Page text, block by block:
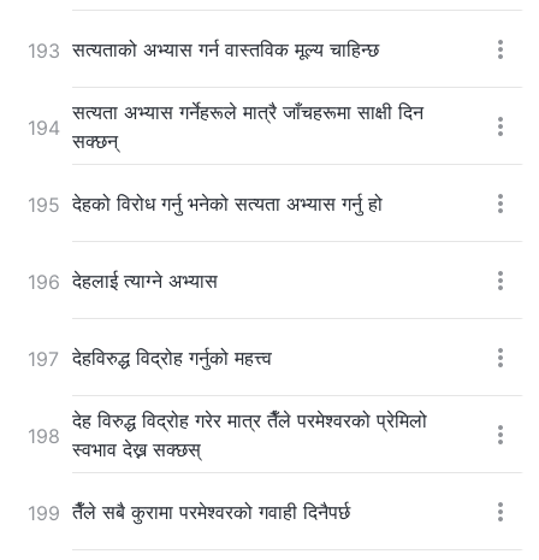
193 सत्यताको अभ्यास गर्न वास्तविक मूल्य चाहिन्छ
194
सत्यता अभ्यास गर्नेहरूले मात्रै जाँचहरूमा साक्षी दिन
सक्छन्
195 देहको विरोध गर्नु भनेको सत्यता अभ्यास गर्नु हो
196 देहलाई त्याग्‍ने अभ्यास
197 देहविरुद्ध विद्रोह गर्नुको महत्त्व
198
देह विरुद्ध विद्रोह गरेर मात्र तैँले परमेश्‍वरको प्रेमिलो
स्वभाव देख्न सक्छस्
199 तैँले सबै कुरामा परमेश्‍वरको गवाही दिनैपर्छ